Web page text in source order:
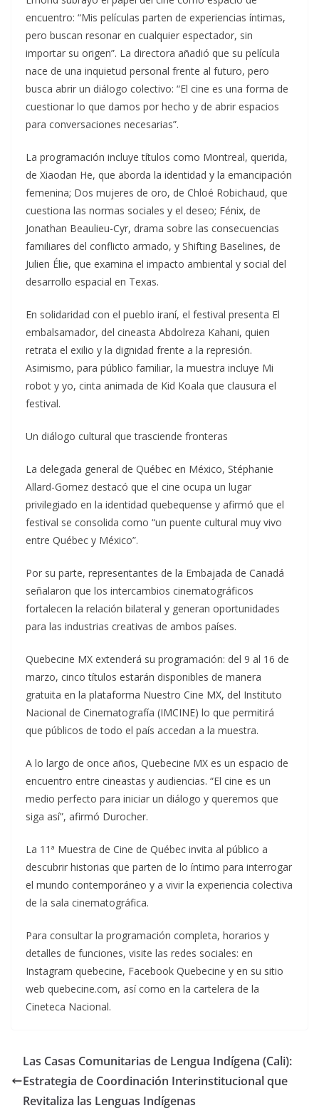
encuentro: “Mis películas parten de experiencias íntimas,
pero buscan resonar en cualquier espectador, sin
importar su origen”. La directora añadió que su película
nace de una inquietud personal frente al futuro, pero
busca abrir un diálogo colectivo: “El cine es una forma de
cuestionar lo que damos por hecho y de abrir espacios
para conversaciones necesarias”.
La programación incluye títulos como Montreal, querida,
de Xiaodan He, que aborda la identidad y la emancipación
femenina; Dos mujeres de oro, de Chloé Robichaud, que
cuestiona las normas sociales y el deseo; Fénix, de
Jonathan Beaulieu-Cyr, drama sobre las consecuencias
familiares del conflicto armado, y Shifting Baselines, de
Julien Élie, que examina el impacto ambiental y social del
desarrollo espacial en Texas.
En solidaridad con el pueblo iraní, el festival presenta El
embalsamador, del cineasta Abdolreza Kahani, quien
retrata el exilio y la dignidad frente a la represión.
Asimismo, para público familiar, la muestra incluye Mi
robot y yo, cinta animada de Kid Koala que clausura el
festival.
Un diálogo cultural que trasciende fronteras
La delegada general de Québec en México, Stéphanie
Allard-Gomez destacó que el cine ocupa un lugar
privilegiado en la identidad quebequense y afirmó que el
festival se consolida como “un puente cultural muy vivo
entre Québec y México”.
Por su parte, representantes de la Embajada de Canadá
señalaron que los intercambios cinematográficos
fortalecen la relación bilateral y generan oportunidades
para las industrias creativas de ambos países.
Quebecine MX extenderá su programación: del 9 al 16 de
marzo, cinco títulos estarán disponibles de manera
gratuita en la plataforma Nuestro Cine MX, del Instituto
Nacional de Cinematografía (IMCINE) lo que permitirá
que públicos de todo el país accedan a la muestra.
A lo largo de once años, Quebecine MX es un espacio de
encuentro entre cineastas y audiencias. “El cine es un
medio perfecto para iniciar un diálogo y queremos que
siga así”, afirmó Durocher.
La 11ª Muestra de Cine de Québec invita al público a
descubrir historias que parten de lo íntimo para interrogar
el mundo contemporáneo y a vivir la experiencia colectiva
de la sala cinematográfica.
Para consultar la programación completa, horarios y
detalles de funciones, visite las redes sociales: en
Instagram quebecine, Facebook Quebecine y en su sitio
web quebecine.com, así como en la cartelera de la
Cineteca Nacional.
Las Casas Comunitarias de Lengua Indígena (Cali):
Estrategia de Coordinación Interinstitucional que
Revitaliza las Lenguas Indígenas